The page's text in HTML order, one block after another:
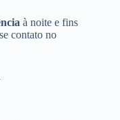
à noite e fins
contato no